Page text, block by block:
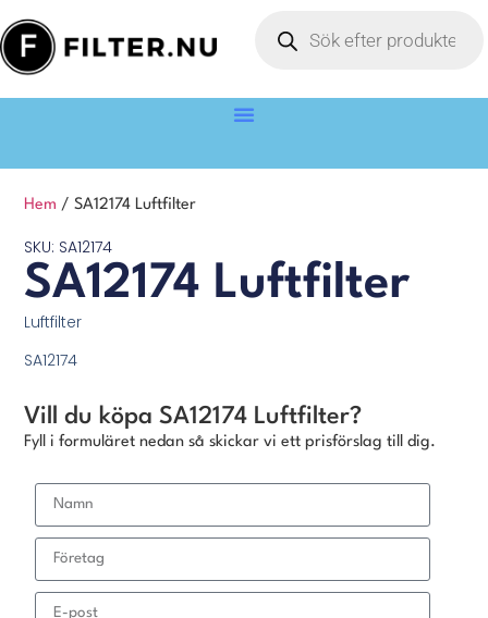
Hem / SA12174 Luftfilter
SKU: SA12174
SA12174 Luftfilter
Luftfilter
SA12174
Vill du köpa SA12174 Luftfilter?
Fyll i formuläret nedan så skickar vi ett prisförslag till dig.